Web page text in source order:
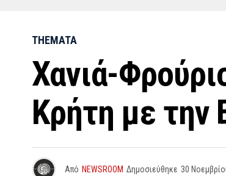
THEMATA
Χανιά-
Κρήτη με την
Από NEWSROOM Δημοσιεύθηκε 30